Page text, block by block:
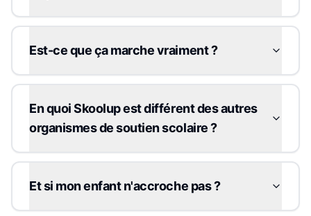
Est-ce que ça marche vraiment ?
En quoi Skoolup est différent des autres
organismes de soutien scolaire ?
Et si mon enfant n'accroche pas ?